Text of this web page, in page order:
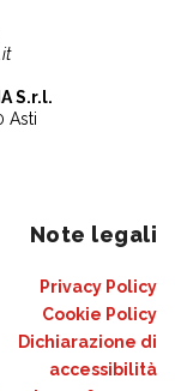
S.r.l.
Asti
Note legali
Privacy Policy
Cookie Policy
Dichiarazione di
accessibilità